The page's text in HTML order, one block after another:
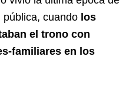
pública, cuando los
el trono con
familiares en los